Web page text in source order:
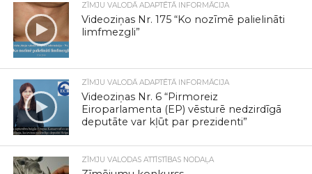
ZĪMJU VALODĀ ADAPTĒTĀ INFORMĀCIJA
Videoziņas Nr. 175 “Ko nozīmē palielināti
limfmezgli”
ZĪMJU VALODĀ ADAPTĒTĀ INFORMĀCIJA
Videoziņas Nr. 6 “Pirmoreiz
Eiroparlamenta (EP) vēsturē nedzirdīgā
deputāte var kļūt par prezidenti”
ZĪMJU VALODAS ATTĪSTĪBAS NODAĻA